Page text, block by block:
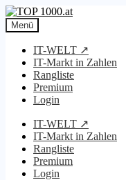
Zur
Navigation
springen
Zum
Inhalt
springen
Menü
IT-WELT ↗
IT-Markt in Zahlen
Rangliste
Premium
Login
IT-WELT ↗
IT-Markt in Zahlen
Rangliste
Premium
Login